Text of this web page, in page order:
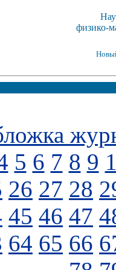
физико-
5 6 7 8 9
26 27 28
45 46 47
64 65 66